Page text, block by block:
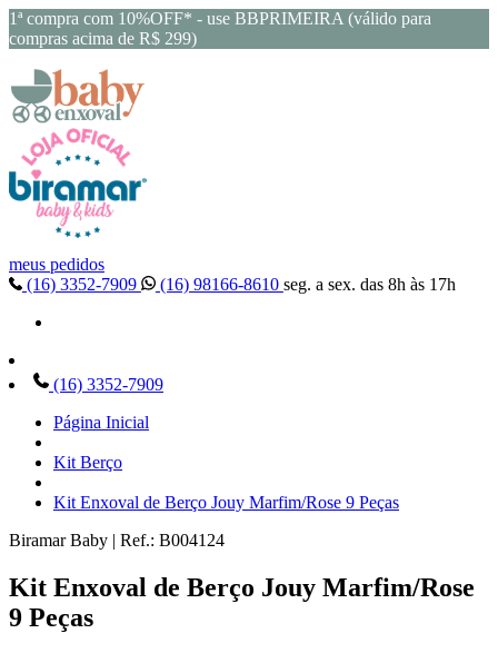
1ª compra com 10%OFF* - use BBPRIMEIRA (válido para
compras acima de R$ 299)
meus pedidos
(16) 3352-7909
(16) 98166-8610 seg. a sex. das 8h às 17h
(16) 3352-7909
Página Inicial
Kit Berço
Kit Enxoval de Berço Jouy Marfim/Rose 9 Peças
Biramar Baby | Ref.: B004124
Kit Enxoval de Berço Jouy Marfim/Rose
9 Peças